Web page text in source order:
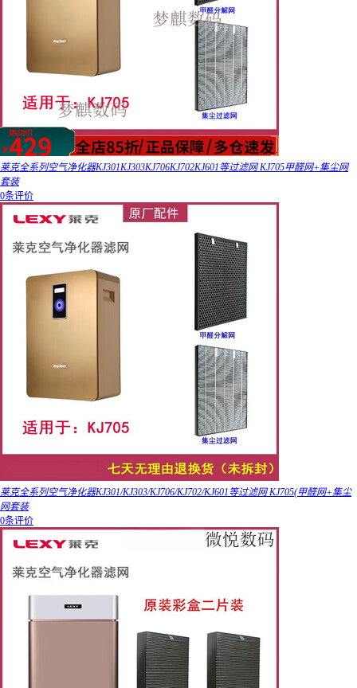
莱克全系列空气净化器KJ301KJ303KJ706KJ702KJ601等过滤网 KJ705甲醛网+集尘网
套装
0条评价
莱克全系列空气净化器KJ301/KJ303/KJ706/KJ702/KJ601等过滤网 KJ705(甲醛网+集尘
网套装
0条评价